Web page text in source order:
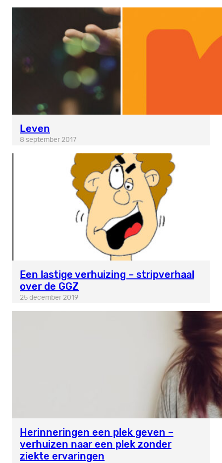
Leven
8 september 2017
Een lastige verhuizing – stripverhaal
over de GGZ
25 december 2019
Herinneringen een plek geven –
verhuizen naar een plek zonder
ziekte ervaringen